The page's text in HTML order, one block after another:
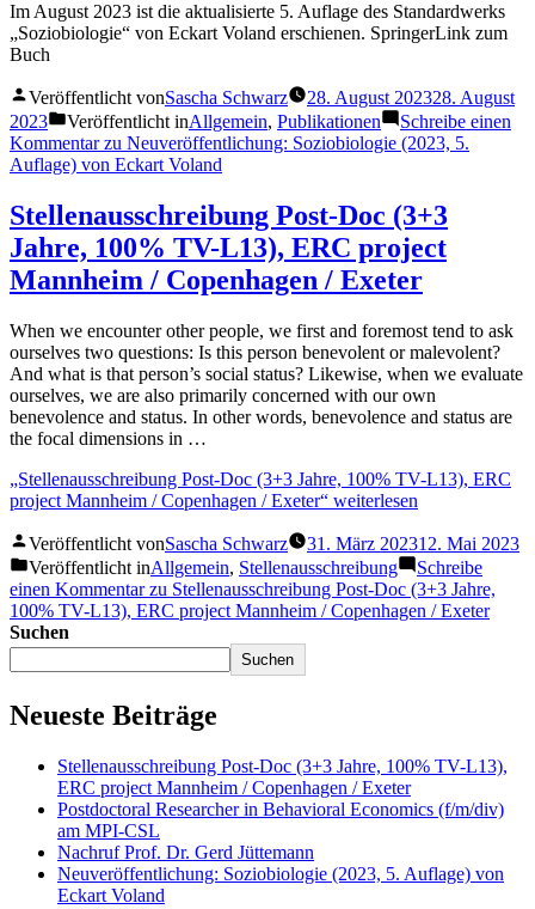
Im August 2023 ist die aktualisierte 5. Auflage des Standardwerks
„Soziobiologie“ von Eckart Voland erschienen. SpringerLink zum
Buch
Veröffentlicht vonSascha Schwarz 28. August 202328. August
2023
Veröffentlicht inAllgemein, Publikationen
Schreibe einen
Kommentarzu Neuveröffentlichung: Soziobiologie (2023, 5.
Auflage) von Eckart Voland
Stellenausschreibung Post-Doc (3+3
Jahre, 100% TV-L13), ERC project
Mannheim / Copenhagen / Exeter
When we encounter other people, we first and foremost tend to ask
ourselves two questions: Is this person benevolent or malevolent?
And what is that person’s social status? Likewise, when we evaluate
ourselves, we are also primarily concerned with our own
benevolence and status. In other words, benevolence and status are
the focal dimensions in …
„Stellenausschreibung Post-Doc (3+3 Jahre, 100% TV-L13), ERC
project Mannheim / Copenhagen / Exeter“ weiterlesen
Veröffentlicht vonSascha Schwarz 31. März 202312. Mai 2023
Veröffentlicht inAllgemein, Stellenausschreibung
Schreibe
einen Kommentarzu Stellenausschreibung Post-Doc (3+3 Jahre,
100% TV-L13), ERC project Mannheim / Copenhagen / Exeter
Suchen
Suchen
Neueste Beiträge
Stellenausschreibung Post-Doc (3+3 Jahre, 100% TV-L13),
ERC project Mannheim / Copenhagen / Exeter
Postdoctoral Researcher in Behavioral Economics (f/m/div)
am MPI-CSL
Nachruf Prof. Dr. Gerd Jüttemann
Neuveröffentlichung: Soziobiologie (2023, 5. Auflage) von
Eckart Voland